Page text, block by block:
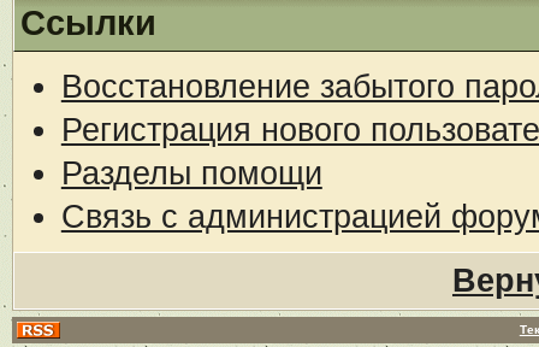
Ссылки
Восстановление забытого
Регистрация нового
Разделы помощи
Связь с администрацией